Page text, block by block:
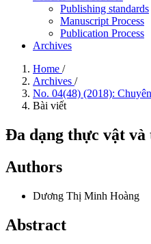
Publishing standards
Manuscript Process
Publication Process
Archives
Home /
Archives /
No. 04(48) (2018):
Bài viết
Đa dạng thực vật
Authors
Dương Thị Minh Hoàng
Abstract